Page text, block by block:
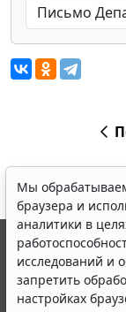
Мы
браузера и
аналитики в
исследований и
запретить
настройках
© ООО "НПП
выпускается с
являются